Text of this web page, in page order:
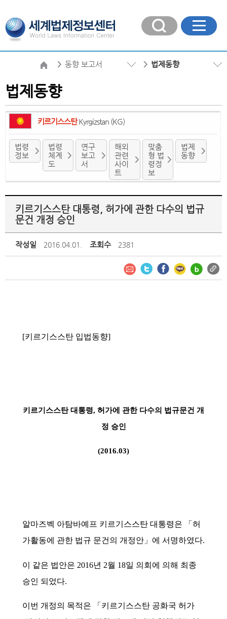
동향 보고서 법제동향
법제동향
키르기스스탄Kyrgizstan (KG)
법령
정보
법령
체계
도
연구
보고
서
해외
관련
사이
트
맞춤
형 법
령정
보
법제
동향
키르기스스탄 대통령, 허가에 관한 다수의 법규
문건 개정 승인
작성일 2016.04.01. 조회수 2381
[키르기스스탄 입법동향]
키르기스스탄 대통령, 허가에 관한 다수의 법규문건 개
정 승인
(2016.03)
알마즈벡 아탐바예프 키르기스스탄 대통령은 「허
가활동에 관한 법규 문건의 개정안」에 서명하였다.
이 같은 법안은 2016년 2월 18일 의회에 의해 최종
승인 되었다.
이번 개정의 목적은 「키르기스스탄 공화국 허가